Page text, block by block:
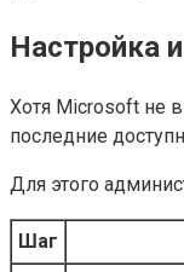
Настройка
Хотя Microsoft не
последние
Для этого
Шаг